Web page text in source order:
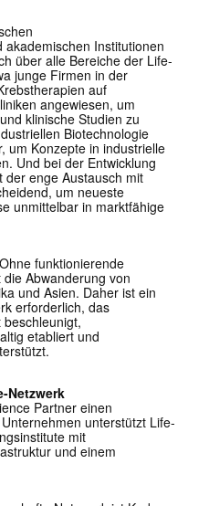
Institutionen
über alle Bereiche der Life-
junge Firmen in der
auf
angewiesen, um
klinische Studien zu
Biotechnologie
um Konzepte in industrielle
Und bei der Entwicklung
der enge Austausch mit
um neueste
unmittelbar in marktfähige
funktio­nierende
Abwanderung von
und Asien. Daher ist ein
erforderlich, das
etabliert und
Netzwerk
Partner einen
unterstützt Life-
mit
und einem